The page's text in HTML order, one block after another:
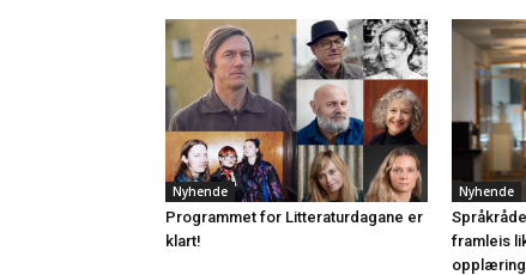
Nyhende
Programmet for Litteraturdagane er
klart!
Nyhende
framleis